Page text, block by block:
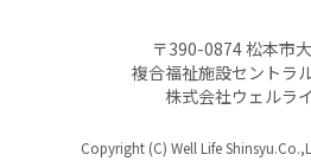
〒390-0874 松本市
複合福祉施設セントラ
株式会社ウェルラ
Copyright (C) Well Life